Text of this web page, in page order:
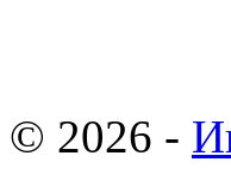
© 2026 -